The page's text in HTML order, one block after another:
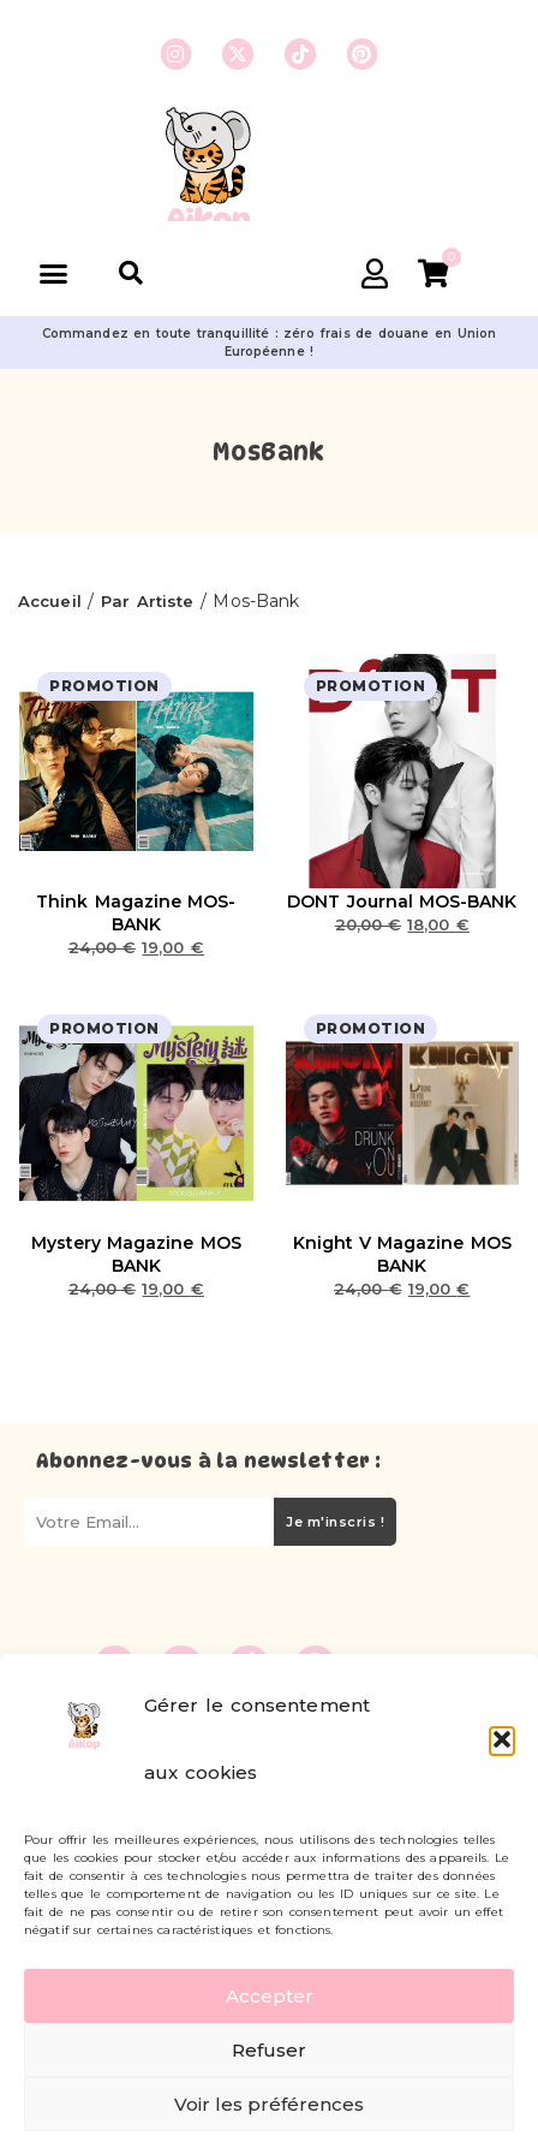
Gérer le consentement
aux cookies
Pour offrir les meilleures expériences, nous utilisons des technologies telles
que les cookies pour stocker et/ou accéder aux informations des appareils. Le
fait de consentir à ces technologies nous permettra de traiter des données
telles que le comportement de navigation ou les ID uniques sur ce site. Le
fait de ne pas consentir ou de retirer son consentement peut avoir un effet
négatif sur certaines caractéristiques et fonctions.
Accepter
Refuser
Voir les préférences
0
Commandez en toute tranquillité : zéro frais de douane en Union
Européenne !
MosBank
Accueil / Par Artiste / Mos-Bank
PROMOTION
Think Magazine MOS-
BANK
24,00€ 19,00 €
PROMOTION
DONT Journal MOS-BANK
20,00€ 18,00 €
PROMOTION
Mystery Magazine MOS
BANK
24,00€ 19,00 €
PROMOTION
Knight V Magazine MOS
BANK
24,00€ 19,00€
Abonnez-vous à la newsletter :
Je m'inscris !
Livraisons et retours
Mon compte
Carte cadeau
Politique de confidentialité
Mentions légales - CGV